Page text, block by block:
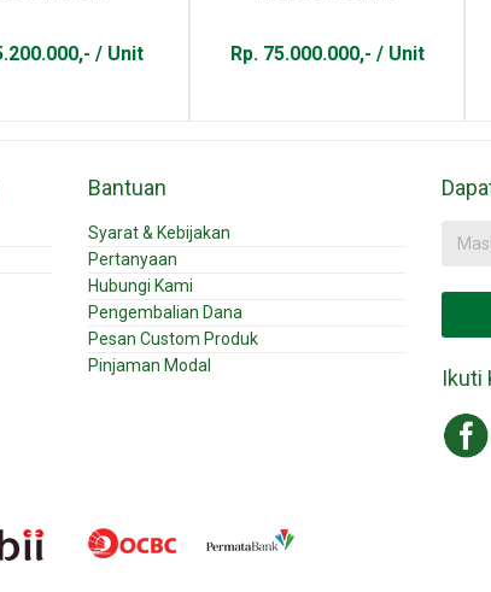
/ Unit Rp. 75.000.000,- / Unit
Bantuan
Syarat & Kebijakan
Pertanyaan
Hubungi Kami
Pengembalian Dana
Pesan Custom Produk
Pinjaman Modal
Ikuti